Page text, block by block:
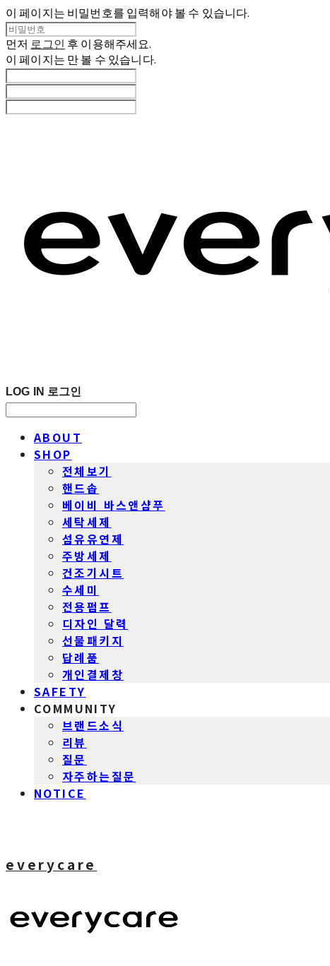
이 페이지는 비밀번호를 입력해야 볼 수 있습니다.
먼저 로그인 후 이용해주세요.
이 페이지는 만 볼 수 있습니다.
LOG IN 로그인
ABOUT
SHOP
전체보기
핸드솝
베이비 바스앤샴푸
세탁세제
섬유유연제
주방세제
건조기시트
수세미
전용펌프
디자인 달력
선물패키지
답례품
개인결제창
SAFETY
COMMUNITY
브랜드소식
리뷰
질문
자주하는질문
NOTICE
everycare